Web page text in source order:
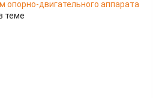
опорно-двигательного аппарата
теме